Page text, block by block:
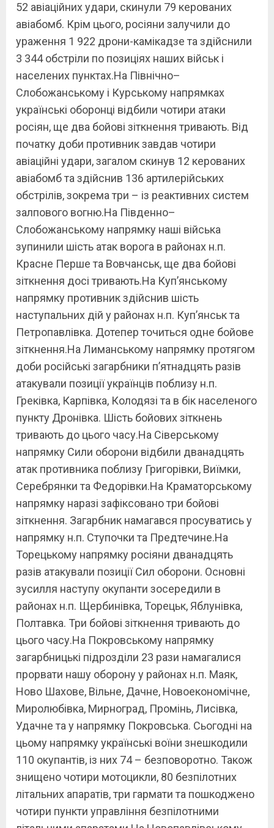
52 авіаційних удари, скинули 79 керованих
авіабомб. Крім цього, росіяни залучили до
ураження 1 922 дрони-камікадзе та здійснили
3 344 обстріли по позиціях наших військ і
населених пунктах.На Північно–
Слобожанському і Курському напрямках
українські оборонці відбили чотири атаки
росіян, ще два бойові зіткнення тривають. Від
початку доби противник завдав чотири
авіаційні удари, загалом скинув 12 керованих
авіабомб та здійснив 136 артилерійських
обстрілів, зокрема три – із реактивних систем
залпового вогню.На Південно–
Слобожанському напрямку наші війська
зупинили шість атак ворога в районах н.п.
Красне Перше та Вовчанськ, ще два бойові
зіткнення досі тривають.На Куп’янському
напрямку противник здійснив шість
наступальних дій у районах н.п. Куп’янськ та
Петропавлівка. Дотепер точиться одне бойове
зіткнення.На Лиманському напрямку протягом
доби російські загарбники п’ятнадцять разів
атакували позиції українців поблизу н.п.
Греківка, Карпівка, Колодязі та в бік населеного
пункту Дронівка. Шість бойових зіткнень
тривають до цього часу.На Сіверському
напрямку Сили оборони відбили дванадцять
атак противника поблизу Григорівки, Виїмки,
Серебрянки та Федорівки.На Краматорському
напрямку наразі зафіксовано три бойові
зіткнення. Загарбник намагався просуватись у
напрямку н.п. Ступочки та Предтечине.На
Торецькому напрямку росіяни дванадцять
разів атакували позиції Сил оборони. Основні
зусилля наступу окупанти зосередили в
районах н.п. Щербинівка, Торецьк, Яблунівка,
Полтавка. Три бойові зіткнення тривають до
цього часу.На Покровському напрямку
загарбницькі підрозділи 23 рази намагалися
прорвати нашу оборону у районах н.п. Маяк,
Ново Шахове, Вільне, Дачне, Новоекономічне,
Миролюбівка, Мирноград, Промінь, Лисівка,
Удачне та у напрямку Покровська. Сьогодні на
цьому напрямку українські воїни знешкодили
110 окупантів, із них 74 – безповоротно. Також
знищено чотири мотоцикли, 80 безпілотних
літальних апаратів, три гармати та пошкоджено
чотири пункти управління безпілотними